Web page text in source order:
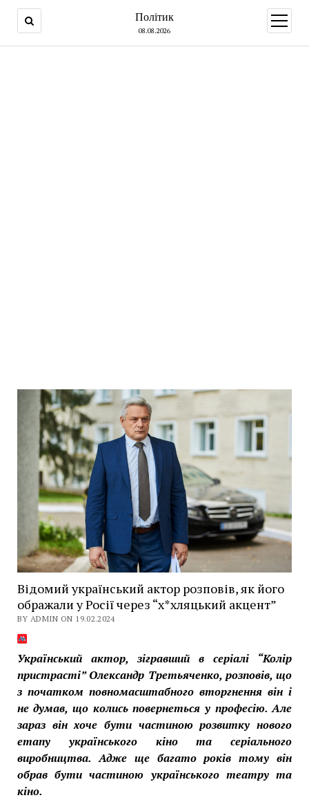
Політик
08.08.2026
open
menu
Відомий український актор розповів, як його
ображали у Росії через “х*хляцький акцент”
BY ADMIN ON 19.02.2024
Український актор, зігравший в серіалі “Колір
пристрасті” Олександр Третьяченко, розповів, що
з початком повномасштабного вторгнення він і
не думав, що колись повернеться у професію. Але
зараз він хоче бути частиною розвитку нового
етапу українського кіно та серіального
виробництва. Адже ще багато років тому він
обрав бути частиною українського театру та
кіно.